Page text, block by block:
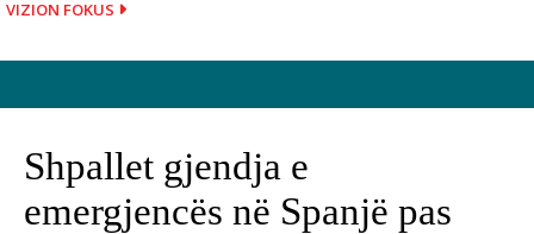
VIZION FOKUS
Shpallet gjendja e
emergjencës në Spanjë pas